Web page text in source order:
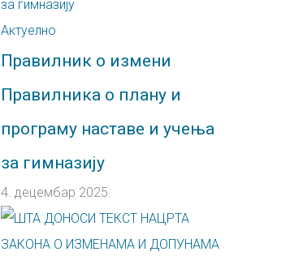
Актуелно
Правилник о измени
Правилника о плану и
програму наставе и учења
за гимназију
4. децембар 2025.